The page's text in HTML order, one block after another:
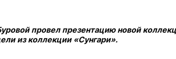
провел презентацию новой
из коллекции «Сунгари».